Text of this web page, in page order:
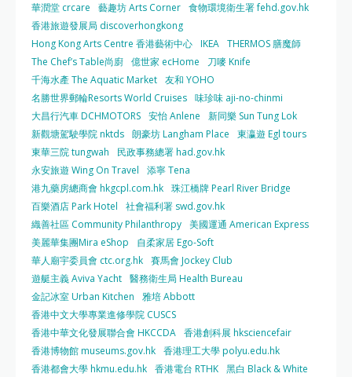
華潤堂 crcare
藝趣坊 Arts Corner 食物環境衛生署 fehd.gov.hk
香港旅遊發展局 discoverhongkong
Hong Kong Arts Centre 香港藝術中心 IKEA THERMOS 膳魔師
The Chef’s Table尚廚 億世家 ecHome
刀嘜 Knife
千海水產 The Aquatic Market 友和 YOHO
名勝世界郵輪Resorts World Cruises 味珍味 aji-no-chinmi
大昌行汽車 DCHMOTORS 安怡 Anlene
新同樂 Sun Tung Lok
新觀塘駕駛學院 nktds 朗豪坊 Langham Place
東瀛遊 Egl tours
東華三院 tungwah
民政事務總署 had.gov.hk
永安旅遊 Wing On Travel
添寧 Tena
港九藥房總商會 hkgcpl.com.hk 珠江橋牌 Pearl River Bridge
百樂酒店 Park Hotel
社會福利署 swd.gov.hk
織善社區 Community Philanthropy 美國運通 American Express
美麗華集團Mira eShop
自柔家居 Ego-Soft
華人廟宇委員會 ctc.org.hk 賽馬會 Jockey Club
遊艇主義 Aviva Yacht 醫務衛生局 Health Bureau
金記冰室 Urban Kitchen
雅培 Abbott
香港中文大學專業進修學院 CUSCS
香港中華文化發展聯合會 HKCCDA 香港創科展 hksciencefair
香港博物館 museums.gov.hk 香港理工大學 polyu.edu.hk
香港都會大學 hkmu.edu.hk 香港電台 RTHK 黑白 Black & White